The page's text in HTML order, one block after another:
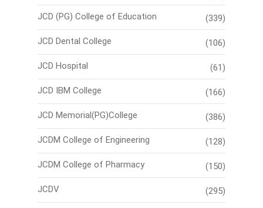
JCD (PG) College of Education (339)
JCD Dental College (106)
JCD Hospital (61)
JCD IBM College (166)
JCD Memorial(PG)College (386)
JCDM College of Engineering (128)
JCDM College of Pharmacy (150)
JCDV (295)